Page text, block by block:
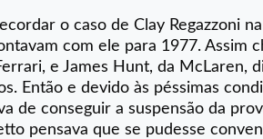
o caso de Clay Regazzoni
com ele para 1977. Assim
e James Hunt, da McLaren,
Então e devido às péssimas
conseguir a suspensão da
pensava que se pudesse